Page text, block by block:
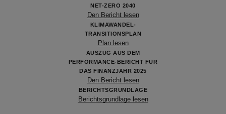
NET-ZERO 2040
Den Bericht lesen
KLIMAWANDEL-
TRANSITIONSPLAN
Plan lesen
AUSZUG AUS DEM
PERFORMANCE-BERICHT FÜR
DAS FINANZJAHR 2025
Den Bericht lesen
BERICHTSGRUNDLAGE
Berichtsgrundlage lesen